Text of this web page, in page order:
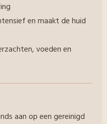
en maakt de huid
voeden en
aan op een gereinigd